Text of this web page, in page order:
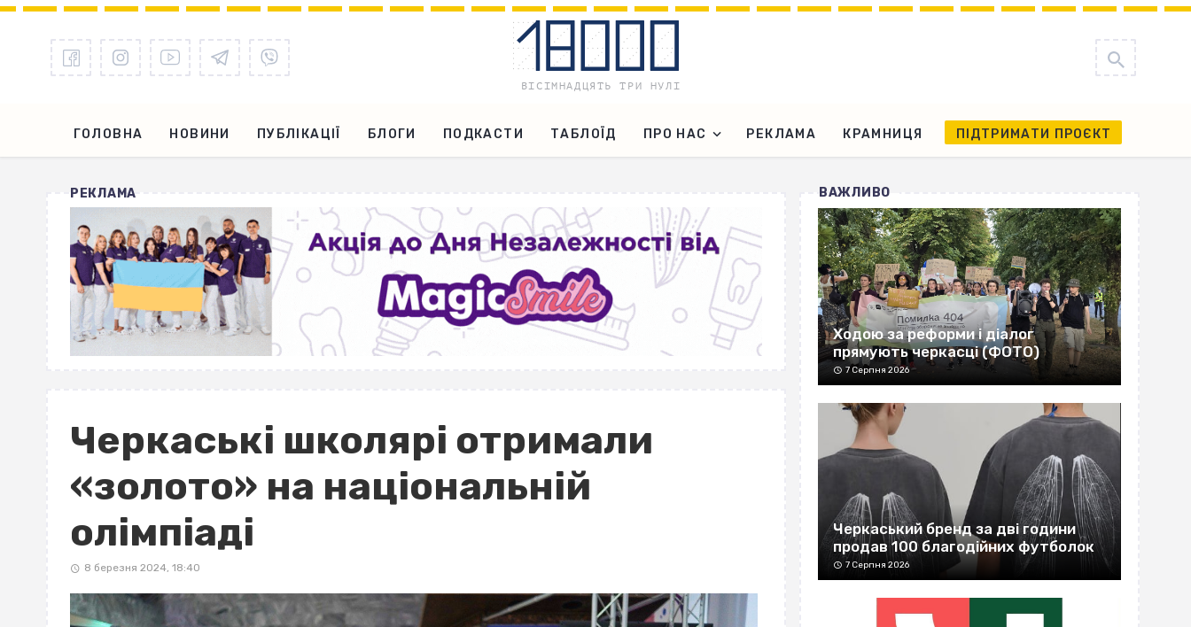
ГОЛОВНА НОВИНИ ПУБЛІКАЦІЇ БЛОГИ ПОДКАСТИ ТАБЛОЇД ПРО НАС РЕКЛАМА КРАМНИЦЯ ПІДТРИМАТИ ПРОЄКТ
РЕКЛАМА
Черкаські школярі отримали
«золото» на національній
олімпіаді
8 березня 2024, 18:40
ВАЖЛИВО
Ходою за реформи і діалог
прямують черкасці (ФОТО)
7 Серпня 2026
Черкаський бренд за дві години
продав 100 благодійних футболок
7 Серпня 2026